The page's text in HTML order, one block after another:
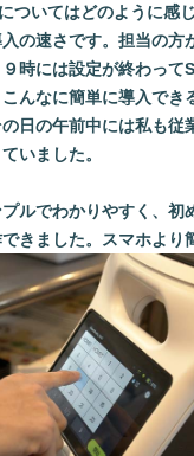
ついてはどのように感
の速さです。担当の方
時には設定が終わって
んなに簡単に導入でき
日の午前中には私も従
いました。
ルでわかりやすく、初
きました。スマホより